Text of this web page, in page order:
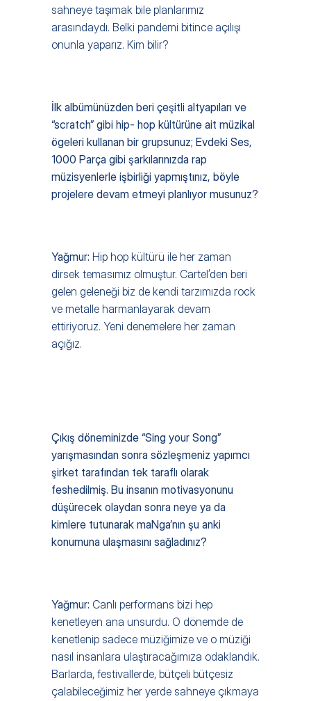
sahneye taşımak bile planlarımız
arasındaydı. Belki pandemi bitince açılışı
onunla yaparız. Kim bilir?
İlk albümünüzden beri çeşitli altyapıları ve
“scratch” gibi hip- hop kültürüne ait müzikal
ögeleri kullanan bir grupsunuz; Evdeki Ses,
1000 Parça gibi şarkılarınızda rap
müzisyenlerle işbirliği yapmıştınız, böyle
projelere devam etmeyi planlıyor musunuz?
Yağmur: Hip hop kültürü ile her zaman
dirsek temasımız olmuştur. Cartel’den beri
gelen geleneği biz de kendi tarzımızda rock
ve metalle harmanlayarak devam
ettiriyoruz. Yeni denemelere her zaman
açığız.
Çıkış döneminizde “Sing your Song”
yarışmasından sonra sözleşmeniz yapımcı
şirket tarafından tek taraflı olarak
feshedilmiş. Bu insanın motivasyonunu
düşürecek olaydan sonra neye ya da
kimlere tutunarak maNga’nın şu anki
konumuna ulaşmasını sağladınız?
Yağmur: Canlı performans bizi hep
kenetleyen ana unsurdu. O dönemde de
kenetlenip sadece müziğimize ve o müziği
nasıl insanlara ulaştıracağımıza odaklandık.
Barlarda, festivallerde, bütçeli bütçesiz
çalabileceğimiz her yerde sahneye çıkmaya